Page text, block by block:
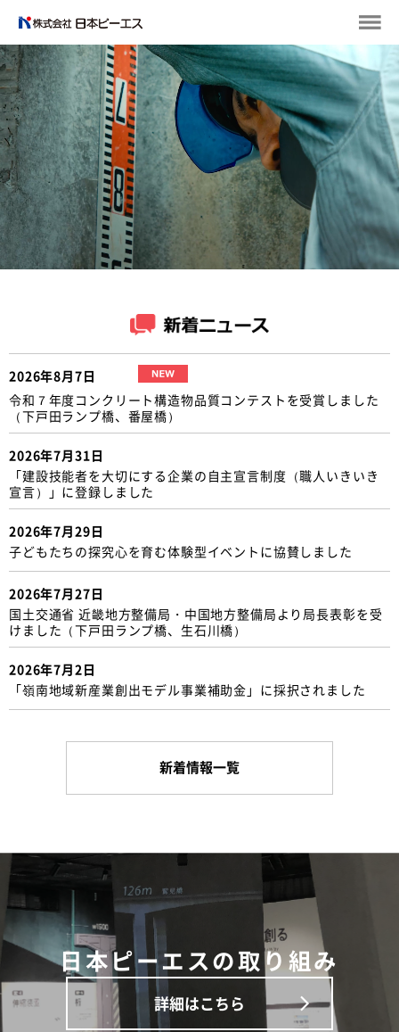
2026年8月7日
令和７年度コンクリート構造物品質コンテストを受賞しました
（下戸田ランプ橋、番屋橋）
2026年7月31日
「建設技能者を大切にする企業の自主宣言制度（職人いきいき
宣言）」に登録しました
2026年7月29日
子どもたちの探究心を育む体験型イベントに協賛しました
2026年7月27日
国土交通省 近畿地方整備局・中国地方整備局より局長表彰を受
けました（下戸田ランプ橋、生石川橋）
2026年7月2日
「嶺南地域新産業創出モデル事業補助金」に採択されました
新着情報一覧
日本ピーエスの取り組み
詳細はこちら